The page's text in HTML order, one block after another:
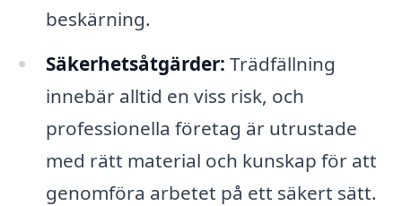
beskärning.
Säkerhetsåtgärder: Trädfällning
innebär alltid en viss risk, och
professionella företag är utrustade
med rätt material och kunskap för att
genomföra arbetet på ett säkert sätt.